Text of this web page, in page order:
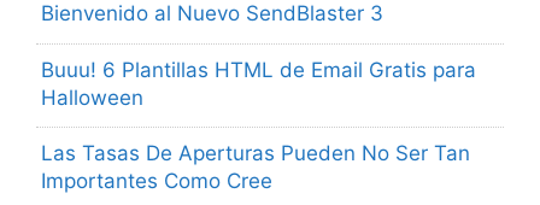
Bienvenido al Nuevo SendBlaster 3
Buuu! 6 Plantillas HTML de Email Gratis para
Halloween
Las Tasas De Aperturas Pueden No Ser Tan
Importantes Como Cree